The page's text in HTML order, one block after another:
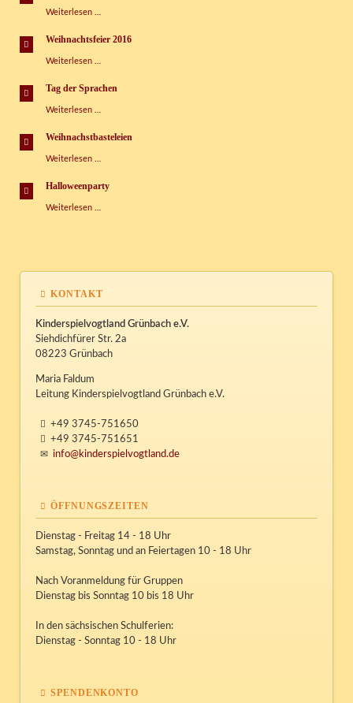
Weiterlesen …
Kispi
Weihnachtsfeier 2016
Weiterlesen …
Tag der Sprachen
Weiterlesen …
Sprachen
Weihnachstbasteleien
Weiterlesen …
Halloweenparty
Weiterlesen …
KONTAKT
Kinderspielvogtland Grünbach e.V.
Siehdichfürer Str. 2a
08223 Grünbach
Maria Faldum
Leitung Kinderspielvogtland Grünbach e.V.
+49 3745-751650
+49 3745-751651
info@kinderspielvogtland.de
ÖFFNUNGSZEITEN
Dienstag - Freitag 14 - 18 Uhr
Samstag, Sonntag und an Feiertagen 10 - 18 Uhr
Nach Voranmeldung für Gruppen
Dienstag bis Sonntag 10 bis 18 Uhr
In den sächsischen Schulferien:
Dienstag - Sonntag 10 - 18 Uhr
SPENDENKONTO